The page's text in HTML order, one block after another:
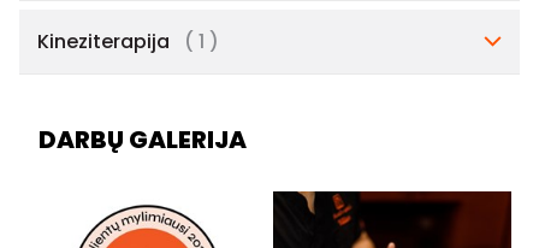
Kineziterapija ( 1 )
DARBŲ GALERIJA